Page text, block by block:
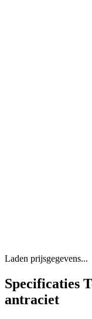
Laden prijsgegevens...
Specificaties
antraciet